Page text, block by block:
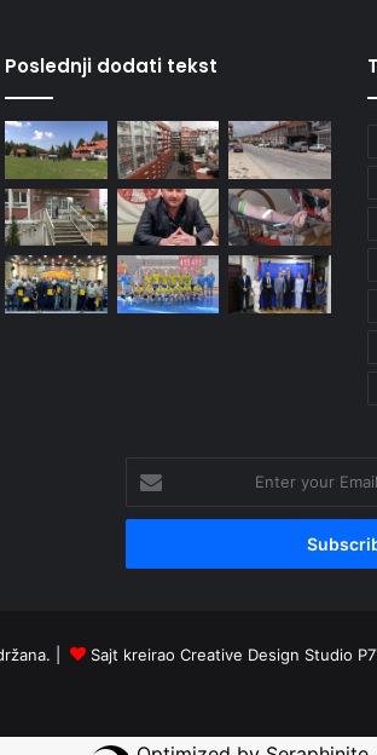
Poslednji dodati tekst
your
Email
| Sajt kreirao Creative Design Studio